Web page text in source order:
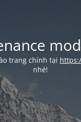
trang chính tại
nhé!